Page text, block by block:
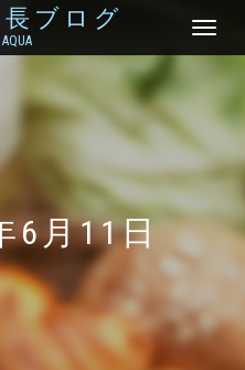
ブログ
ナ
ン
切
え
6月11日